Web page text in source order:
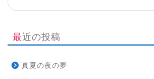
最近の投稿
真夏の夜の夢